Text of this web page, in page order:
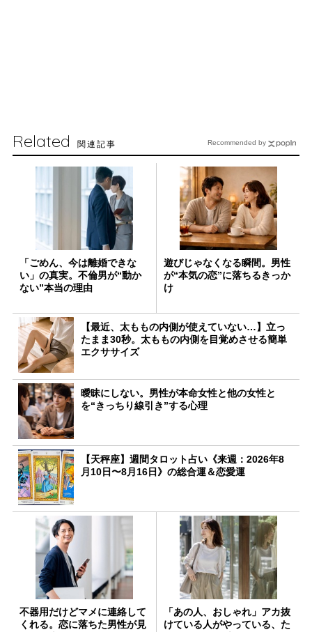
Related 関連記事
「ごめん、今は離婚できな
い」の真実。不倫男が“動か
ない”本当の理由
遊びじゃなくなる瞬間。男性
が“本気の恋”に落ちるきっか
け
【最近、太ももの内側が使えていない…】立っ
たまま30秒。太ももの内側を目覚めさせる簡単
エクササイズ
曖昧にしない。男性が本命女性と他の女性と
を“きっちり線引き”する心理
【天秤座】週間タロット占い《来週：2026年8
月10日〜8月16日》の総合運＆恋愛運
不器用だけどマメに連絡して
くれる。恋に落ちた男性が見
「あの人、おしゃれ」アカ抜
けている人がやっている、た
Recommended by